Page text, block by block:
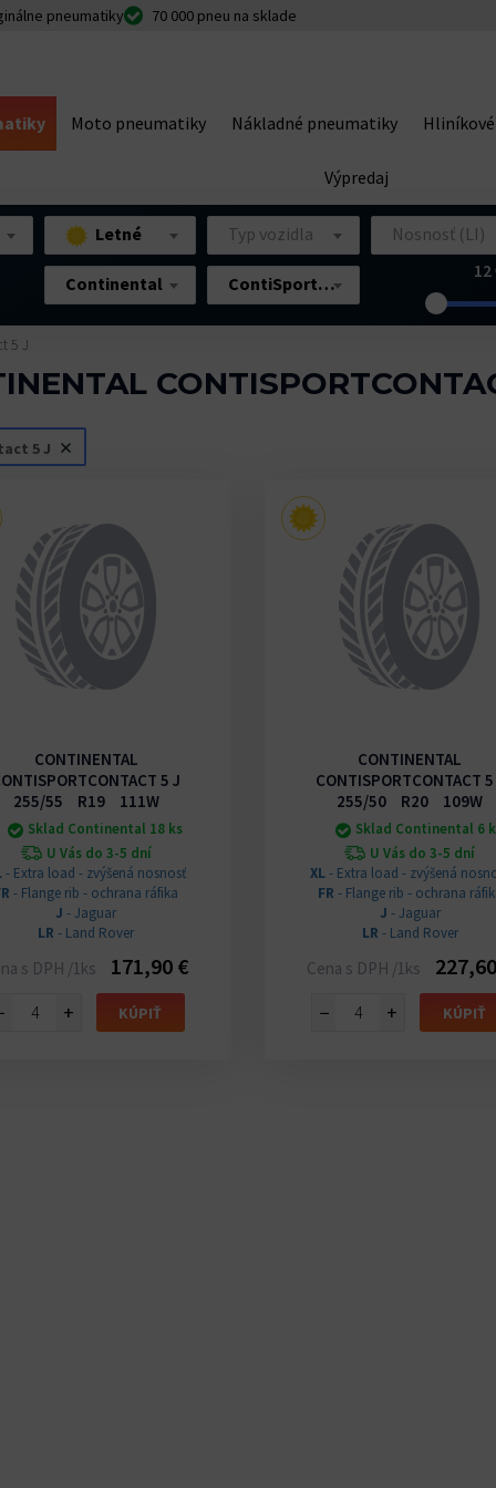
pneumatiky 70 000 pneu na sklade
Moto pneumatiky Nákladné pneumatiky
Výpredaj
Letné Typ vozidla Nosnosť (LI)
Continental ContiSportContact 5 J
12
5 J
5 J
CONTINENTAL
5 J
255/55 R19 111W
Sklad Continental 18 ks
U Vás do 3-5 dní
- Extra load - zvýšená nosnosť
- Flange rib - ochrana ráfika
J - Jaguar
LR - Land Rover
s DPH /1ks 171,90 €
+ KÚPIŤ
CONTINENTAL
CONTISPORTCONTACT 5
255/50 R20 109W
Sklad Continental 6
U Vás do 3-5 dní
XL- Extra load - zvýšená
FR - Flange rib - ochrana
J - Jaguar
LR - Land Rover
Cena s DPH /1ks
− + KÚPIŤ